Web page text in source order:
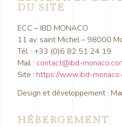
DU SITE
ECC – IBD MONACO
11 av. saint Michel – 98000
Tél. : +33 (0)6 82 51 24 19
Mail : contact@ibd-
Site : https://www.ibd-
Design et développement :
HÉBERGEMENT